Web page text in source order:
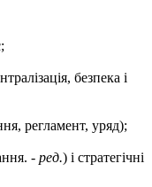
безпека і
регламент, уряд);
- ред.) і стратегічні